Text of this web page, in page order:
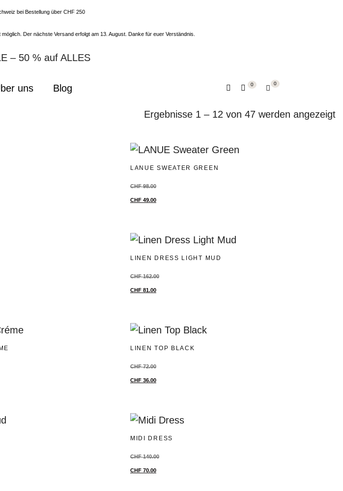
bei Bestellung über CHF 250
Der nächste Versand erfolgt am 13. August. Danke für euer Verständnis.
– 50 % auf ALLES
uns Blog 0 0
Ergebnisse 1 – 12 von 47 werden angezeigt
LANUE SWEATER GREEN
CHF98.00
CHF49.00
LINEN DRESS LIGHT MUD
CHF162.00
CHF81.00
LINEN TOP BLACK
CHF72.00
CHF36.00
MIDI DRESS
CHF140.00
CHF70.00